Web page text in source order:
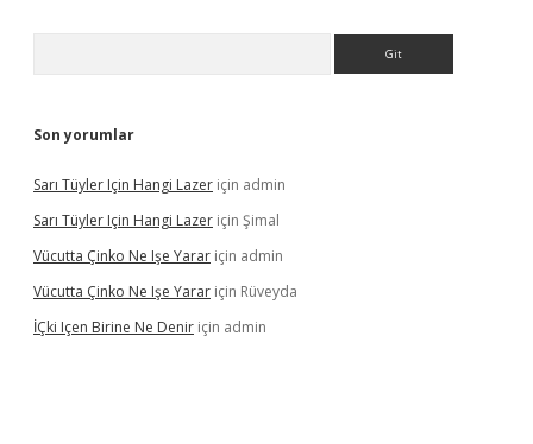
Son yorumlar
Sarı Tüyler Için Hangi Lazer için admin
Sarı Tüyler Için Hangi Lazer için Şimal
Vücutta Çinko Ne Işe Yarar için admin
Vücutta Çinko Ne Işe Yarar için Rüveyda
İÇki Içen Birine Ne Denir için admin